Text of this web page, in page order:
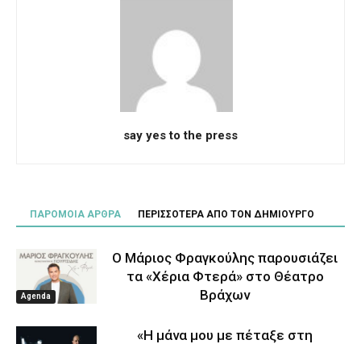
say yes to the press
ΠΑΡΟΜΟΙΑ ΑΡΘΡΑ ΠΕΡΙΣΣΟΤΕΡΑ ΑΠΟ ΤΟΝ ΔΗΜΙΟΥΡΓΟ
Agenda
Ο Μάριος Φραγκούλης παρουσιάζει
τα «Χέρια Φτερά» στο Θέατρο
Βράχων
«Η μάνα μου με πέταξε στη